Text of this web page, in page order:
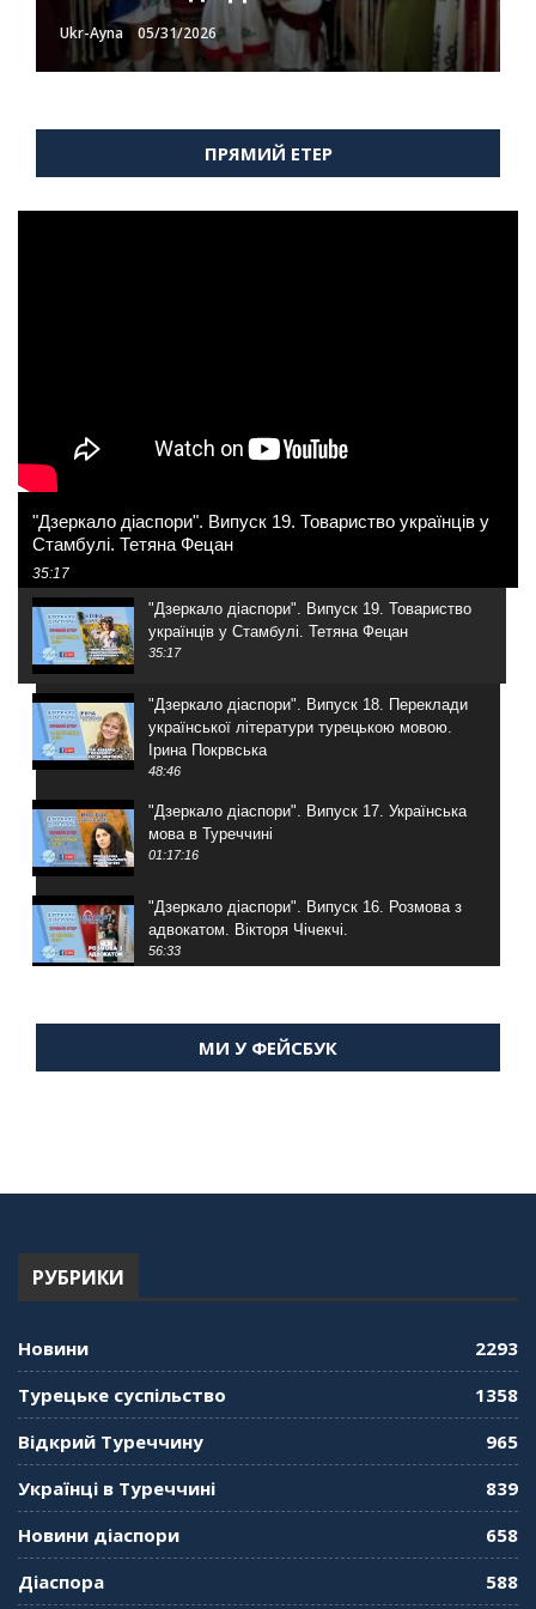
Ukr-Ayna 05/31/2026
Ukr-Ayna 05/26/2026
Ukr-Ayna 05/26/2026
Ukr-Ayna 05/26/2026
Ukr-Ayna 05/26/2026
ПРЯМИЙ ЕТЕР
"Дзеркало діаспори". Випуск 19. Товариство українців у
Стамбулі. Тетяна Фецан
35:17
"Дзеркало діаспори". Випуск 19. Товариство
українців у Стамбулі. Тетяна Фецан
35:17
"Дзеркало діаспори". Випуск 18. Переклади
української літератури турецькою мовою.
Ірина Покрвська
48:46
"Дзеркало діаспори". Випуск 17. Українська
мова в Туреччині
01:17:16
"Дзеркало діаспори". Випуск 16. Розмова з
адвокатом. Вікторя Чічекчі.
56:33
Мухарський про життя в Туреччині
"Дзеркало діаспори". Випуск 13. МУШ в
"Дзеркало діаспори". Випуск 11. Олександр
"Дзеркало діаспори". Випуск 10. Тонкощі та
кримськотатарського прапора. Феріде Шахін
МИ У ФЕЙСБУК
РУБРИКИ
Новини
2293
Турецьке суспільство
1358
Відкрий Туреччину
965
Українці в Туреччині
839
Новини діаспори
658
Діаспора
588